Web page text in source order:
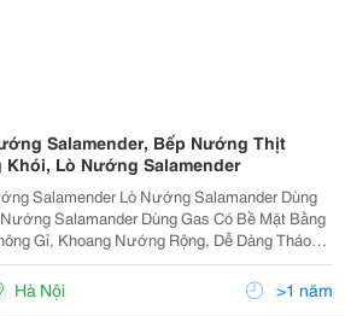
Salamender, Bếp Nướng Thịt
Khói, Lò Nướng Salamender
Lò Nướng Salamander Dùng
Gỉ, Khoang Nướng Rộng, Dễ Dàng Tháo
Sạch Dầu Rất Thuận Tiện Cho Việc Vệ Sinh
Lò Nướng Salamander Có Thể Dùng Để
Hà Nội >1 năm